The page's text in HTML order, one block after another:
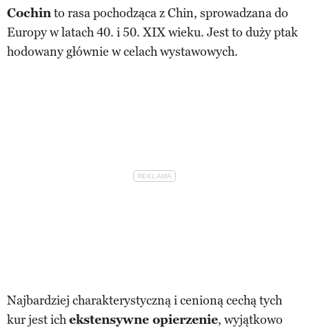
Cochinto rasa pochodząca z Chin, sprowadzana do
Europy w latach 40. i 50. XIX wieku. Jest to duży ptak
hodowany głównie w celach wystawowych.
Najbardziej charakterystyczną i cenioną cechą tych
kur jest ichekstensywne opierzenie, wyjątkowo